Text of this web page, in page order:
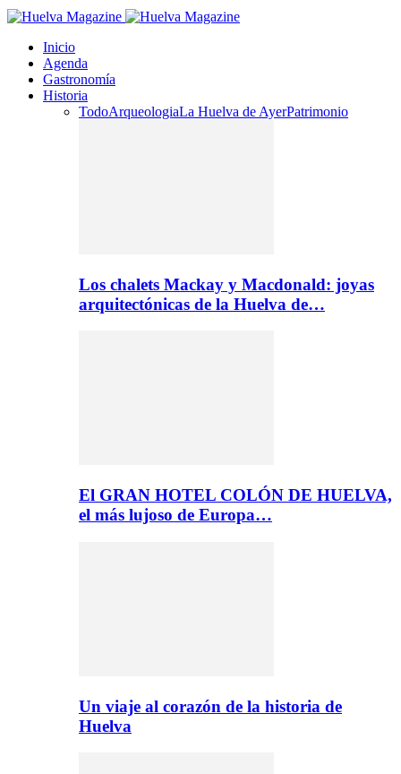
Inicio
Agenda
Gastronomía
Historia
TodoArqueologiaLa Huelva de AyerPatrimonio
Los chalets Mackay y Macdonald: joyas
arquitectónicas de la Huelva de…
El GRAN HOTEL COLÓN DE HUELVA,
el más lujoso de Europa…
Un viaje al corazón de la historia de
Huelva